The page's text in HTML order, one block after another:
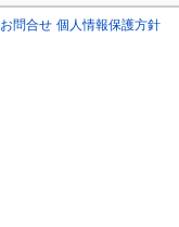
お問合せ 個人情報保護方針